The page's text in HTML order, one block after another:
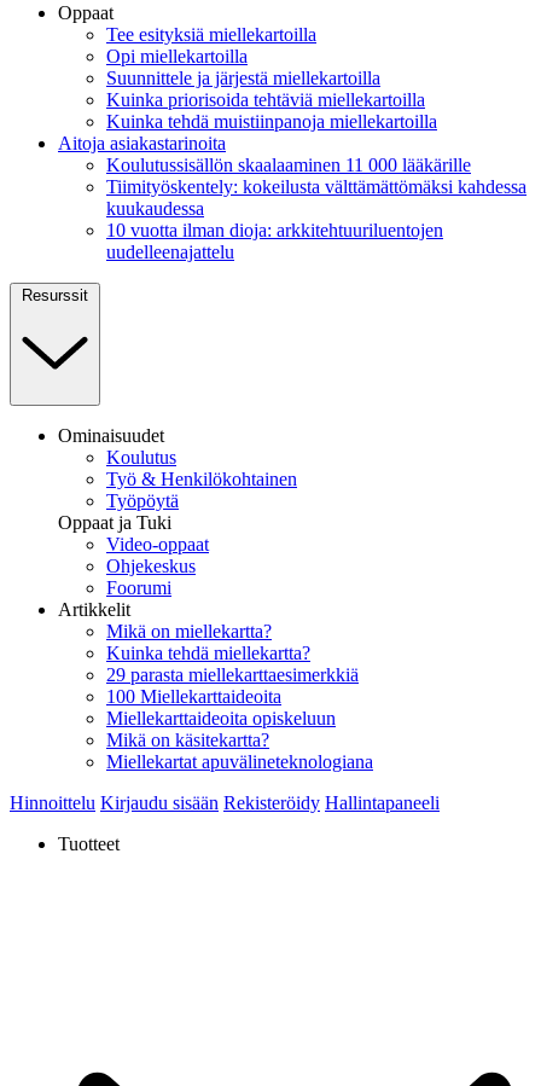
Oppaat
Tee esityksiä miellekartoilla
Opi miellekartoilla
Suunnittele ja järjestä miellekartoilla
Kuinka priorisoida tehtäviä miellekartoilla
Kuinka tehdä muistiinpanoja miellekartoilla
Aitoja asiakastarinoita
Koulutussisällön skaalaaminen 11 000 lääkärille
Tiimityöskentely: kokeilusta välttämättömäksi kahdessa
kuukaudessa
10 vuotta ilman dioja: arkkitehtuuriluentojen
uudelleenajattelu
Resurssit
Ominaisuudet
Koulutus
Työ & Henkilökohtainen
Työpöytä
Oppaat ja Tuki
Video-oppaat
Ohjekeskus
Foorumi
Artikkelit
Mikä on miellekartta?
Kuinka tehdä miellekartta?
29 parasta miellekarttaesimerkkiä
100 Miellekarttaideoita
Miellekarttaideoita opiskeluun
Mikä on käsitekartta?
Miellekartat apuvälineteknologiana
Hinnoittelu Kirjaudu sisään Rekisteröidy Hallintapaneeli
Tuotteet